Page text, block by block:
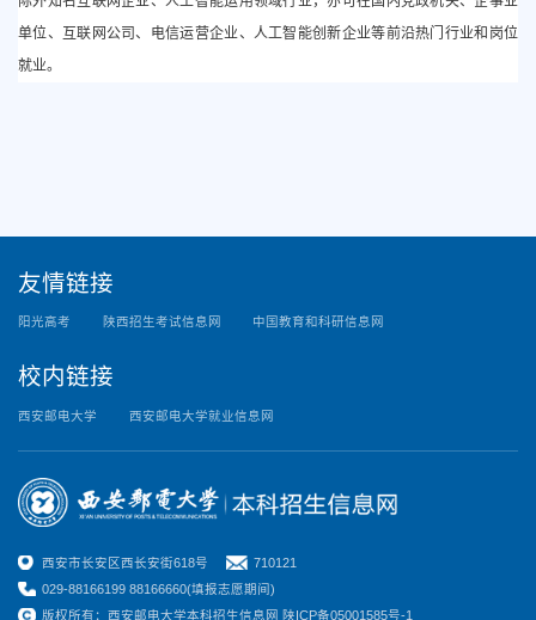
单位、互联网公司、电信运营企业、人工智能创新企业等前沿热门行业和岗位
就业。
友情链接
阳光高考 陕西招生考试信息网 中国教育和科研信息网
校内链接
西安邮电大学 西安邮电大学就业信息网
西安市长安区西长安街618号
710121
029-88166199 88166660(填报志愿期间)
版权所有：西安邮电大学本科招生信息网 陕ICP备05001585号-1